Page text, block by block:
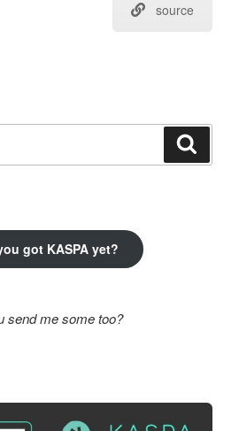
source
got KASPA yet?
send me some too?